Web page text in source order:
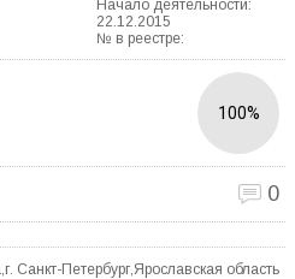
Начало деятельности:
22.12.2015
№ в реестре:
100%
0
Санкт-Петербург,Ярославская область